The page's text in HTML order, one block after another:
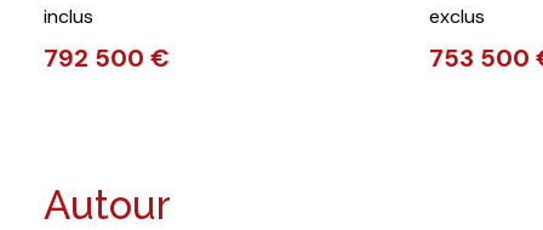
inclus
792 500 €
exclus
753 500
Autour